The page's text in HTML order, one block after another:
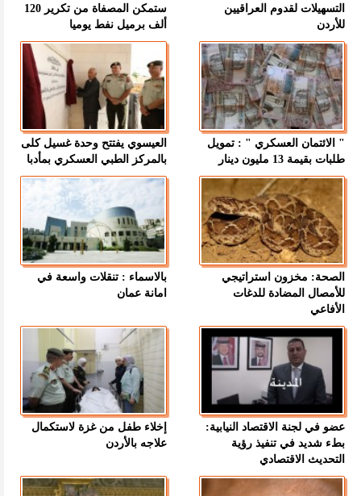
التسهيلات لقدوم العراقيين
للأردن
ستمكن المصفاة من تكرير 120
ألف برميل نفط يوميا
" الائتمان العسكري " : تمويل
طلبات بقيمة 13 مليون دينار
العيسوي يفتتح وحدة غسيل كلى
بالمركز الطبي العسكري بمأدبا
الصحة: مخزون استراتيجي
للأمصال المضادة للدغات
الأفاعي
بالاسماء : تنقلات واسعة في
امانة عمان
عضو في لجنة الاقتصاد النيابية:
بطء شديد في تنفيذ رؤية
التحديث الاقتصادي
إخلاء طفل من غزة لاستكمال
علاجه بالأردن